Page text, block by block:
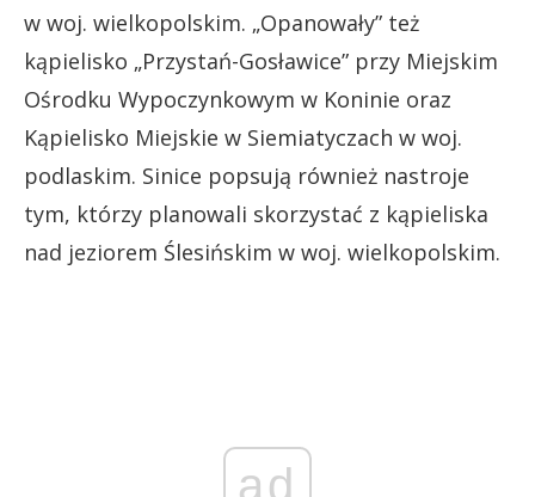
w woj. wielkopolskim. „Opanowały” też
kąpielisko „Przystań-Gosławice” przy Miejskim
Ośrodku Wypoczynkowym w Koninie oraz
Kąpielisko Miejskie w Siemiatyczach w woj.
podlaskim. Sinice popsują również nastroje
tym, którzy planowali skorzystać z kąpieliska
nad jeziorem Ślesińskim w woj. wielkopolskim.
ad